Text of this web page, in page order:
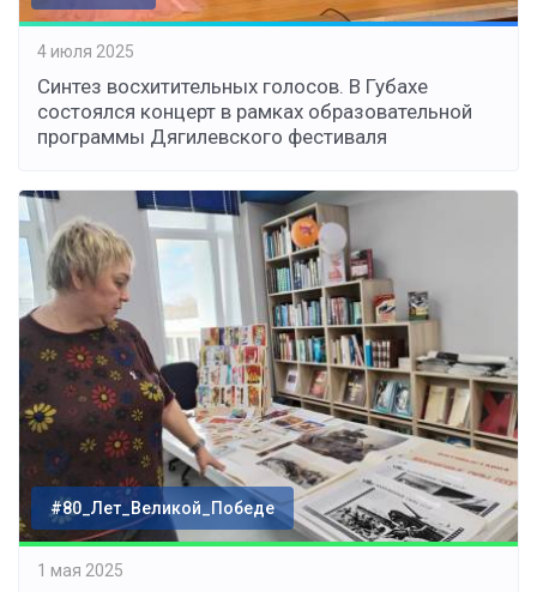
4 июля 2025
Синтез восхитительных голосов. В Губахе
состоялся концерт в рамках образовательной
программы Дягилевского фестиваля
#80_Лет_Великой_Победе
1 мая 2025